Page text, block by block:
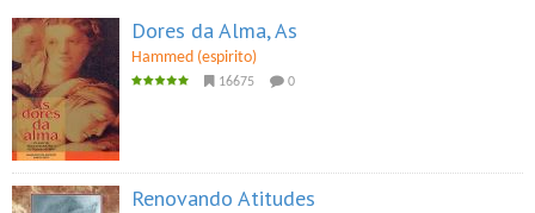
Dores da Alma, As
Hammed (espirito)
16675 0
Renovando Atitudes